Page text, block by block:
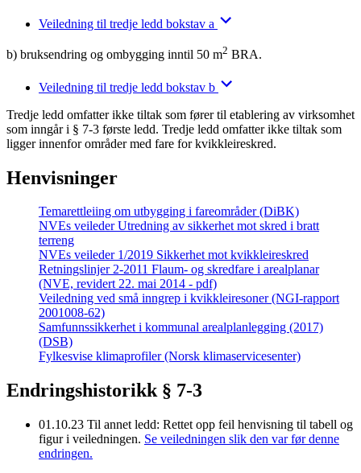
Veiledning til tredje ledd bokstav a
b) bruksendring og ombygging inntil 50 m2 BRA.
Veiledning til tredje ledd bokstav b
Tredje ledd omfatter ikke tiltak som fører til etablering av virksomhet
som inngår i § 7-3 første ledd. Tredje ledd omfatter ikke tiltak som
ligger innenfor områder med fare for kvikkleireskred.
Henvisninger
Temarettleiing om utbygging i fareområder (DiBK)
NVEs veileder Utredning av sikkerhet mot skred i bratt
terreng
NVEs veileder 1/2019 Sikkerhet mot kvikkleireskred
Retningslinjer 2-2011 Flaum- og skredfare i arealplanar
(NVE, revidert 22. mai 2014 - pdf)
Veiledning ved små inngrep i kvikkleiresoner (NGI-rapport
2001008-62)
Samfunnssikkerhet i kommunal arealplanlegging (2017)
(DSB)
Fylkesvise klimaprofiler (Norsk klimaservicesenter)
Endringshistorikk § 7-3
01.10.23 Til annet ledd: Rettet opp feil henvisning til tabell og
figur i veiledningen. Se veiledningen slik den var før denne
endringen.